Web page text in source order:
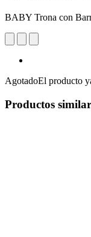
BABY Trona con
AgotadoEl producto
Productos